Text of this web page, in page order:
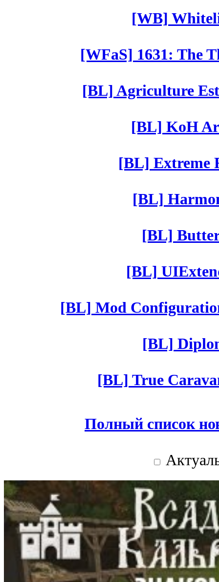
[WB]
[WFaS] 1631: The
[BL] Agriculture
[BL] KoH
[BL] Extreme
[BL]
[BL]
[BL]
[BL] Mod
[BL]
[BL] True
Полный список